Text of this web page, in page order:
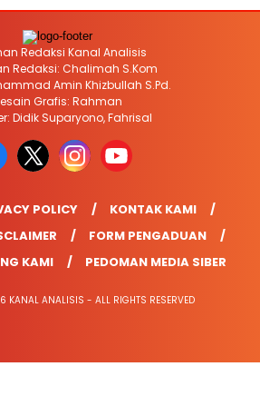
Redaksi Kanal Analisis
Redaksi: Chalimah S.Kom
Amin Khizbullah S.Pd.
Grafis: Rahman
Didik Suparyono, Fahrisal
POLICY
KONTAK KAMI
FORM PENGADUAN
KAMI PEDOMAN MEDIA SIBER
KANAL ANALISIS - ALL RIGHTS RESERVED